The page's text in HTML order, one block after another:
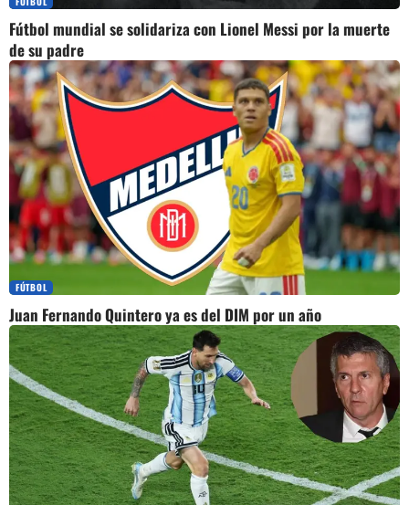
Fútbol mundial se solidariza con Lionel Messi por la muerte
de su padre
FÚTBOL
Juan Fernando Quintero ya es del DIM por un año